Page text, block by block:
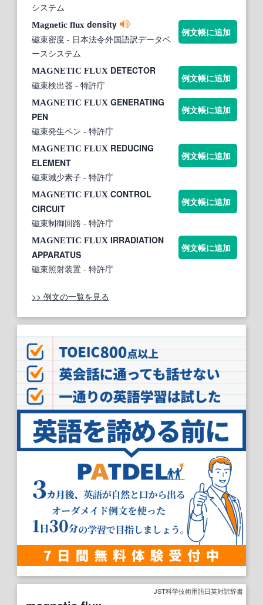
システム
Magnetic flux density
磁束密度 - 日本法令外国語訳データベ
ースシステム
例文帳に追加
MAGNETIC FLUX DETECTOR
磁束検出器 - 特許庁
例文帳に追加
MAGNETIC FLUX GENERATING
PEN
磁束発生ペン - 特許庁
例文帳に追加
MAGNETIC FLUX REDUCING
ELEMENT
磁束減少素子 - 特許庁
例文帳に追加
MAGNETIC FLUX CONTROL
CIRCUIT
磁束制御回路 - 特許庁
例文帳に追加
MAGNETIC FLUX IRRADIATION
APPARATUS
磁束照射装置 - 特許庁
例文帳に追加
>> 例文の一覧を見る
JST科学技術用語日英対訳辞書